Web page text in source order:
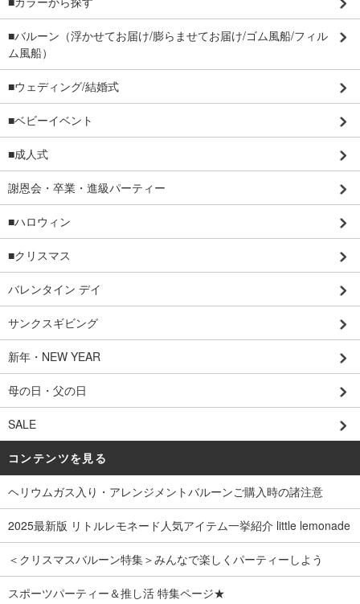
■バルーン（浮かせてお届け/膨らませてお届け/ゴム風船/フィル
ム風船）
■ウェディング/結婚式
■ベビーイベント
■成人式
謝恩会・卒業・進級パーティー
■ハロウィン
■クリスマス
バレンタイン デイ
サンクスギビング
新年・NEW YEAR
母の日・父の日
SALE
コンテンツを見る
ヘリウムガス入り・アレンジメントバルーンご購入時の諸注意
2025最新版 リトルレモネード人気アイテム一挙紹介 little lemonade
＜クリスマスバルーン特集＞みんなで楽しくパーティーしよう
スポーツパーティー＆推し活 特集ページ★